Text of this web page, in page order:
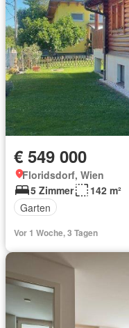
€ 549 000
Floridsdorf, Wien
5 Zimmer
142 m²
Garten
Vor 1 Woche, 3 Tagen